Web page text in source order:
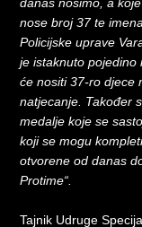
danas nosimo, a
nose broj 37 te
Policijske uprave
je istaknuto pojedino
će nositi 37-ro djece
natjecanje. Također
medalje koje se
koji se mogu
otvorene od danas
Protime“.
Tajnik Udruge